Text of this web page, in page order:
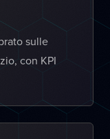
sulle
con KPI